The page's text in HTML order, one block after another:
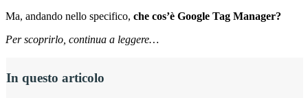
Ma, andando nello specifico, che cos’è Google Tag Manager?
Per scoprirlo, continua a leggere…
In questo articolo